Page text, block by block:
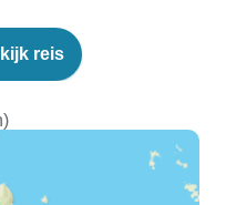
reis